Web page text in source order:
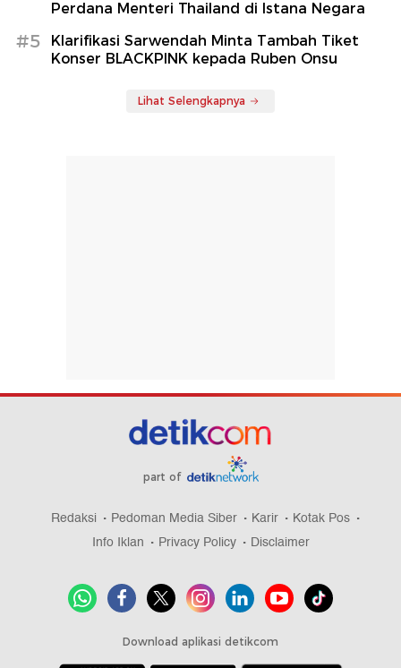
Perdana Menteri Thailand di Istana Negara
#5
Klarifikasi Sarwendah Minta Tambah Tiket
Konser BLACKPINK kepada Ruben Onsu
Lihat Selengkapnya
part of
Redaksi Pedoman Media Siber Karir
Kotak Pos
Info Iklan
Privacy Policy Disclaimer
Download aplikasi detikcom